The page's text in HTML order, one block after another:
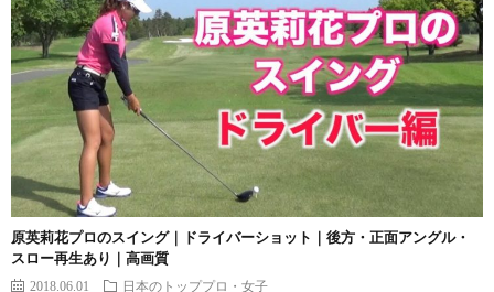
原英莉花プロのスイング｜ドライバーショット｜後方・正面アングル・
スロー再生あり｜高画質
2018.06.01 日本のトッププロ・女子